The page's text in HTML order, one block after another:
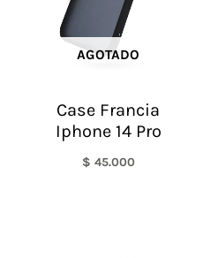
AGOTADO
Case Francia
Iphone 14 Pro
$ 45.000